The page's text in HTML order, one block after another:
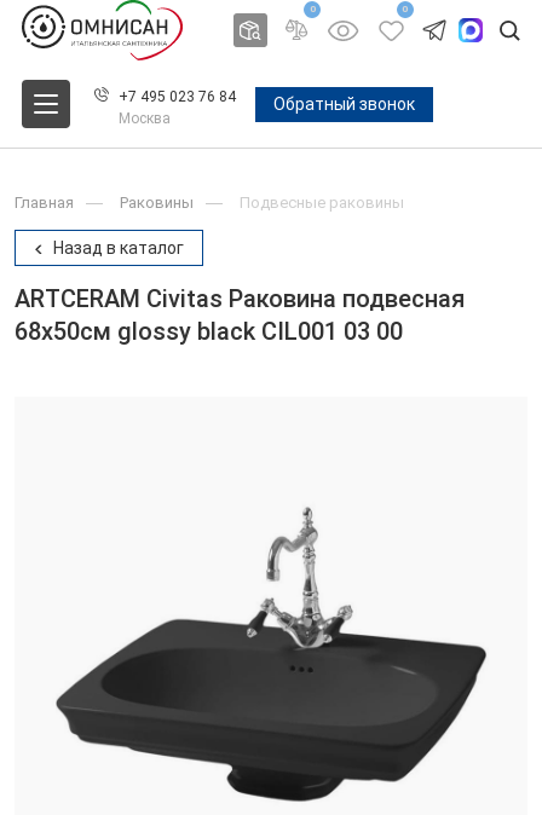
0 0
+7 495 023 76 84
Москва
Обратный звонок
Главная Раковины Подвесные раковины
Назад в каталог
ARTCERAM Civitas Раковина подвесная
68х50см glossy black CIL001 03 00